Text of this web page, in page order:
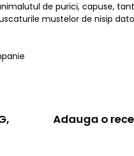
de purici, capuse,
mustelor de nisip
Adauga o